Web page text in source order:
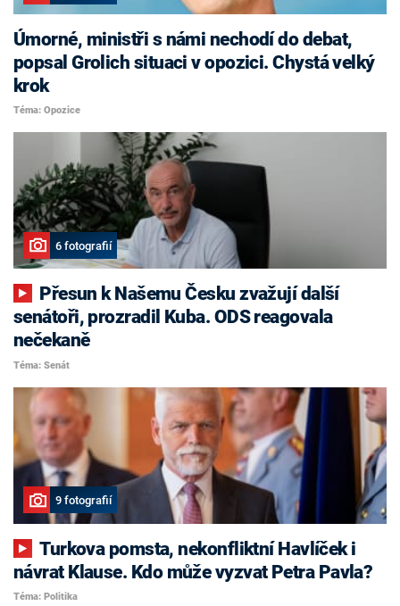
Úmorné, ministři s námi nechodí do debat,
popsal Grolich situaci v opozici. Chystá velký
krok
Téma: Opozice
6 fotografií
senátoři, prozradil Kuba. ODS reagovala
nečekaně
Téma: Senát
9 fotografií
Turkova pomsta, nekonfliktní Havlíček i
návrat Klause. Kdo může vyzvat Petra Pavla?
Téma: Politika